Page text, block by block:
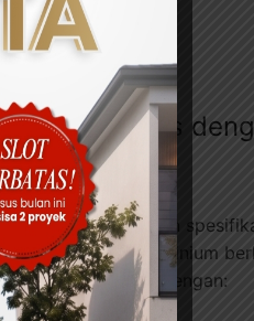
Gratis
familiar dengan
kusen aluminium
, siap membantu dengan:
ahli.